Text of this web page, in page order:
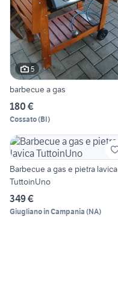
5
barbecue a gas
180 €
Cossato(BI)
Barbecue a gas e pietra lavica
TuttoinUno
349 €
Giugliano in Campania (NA)